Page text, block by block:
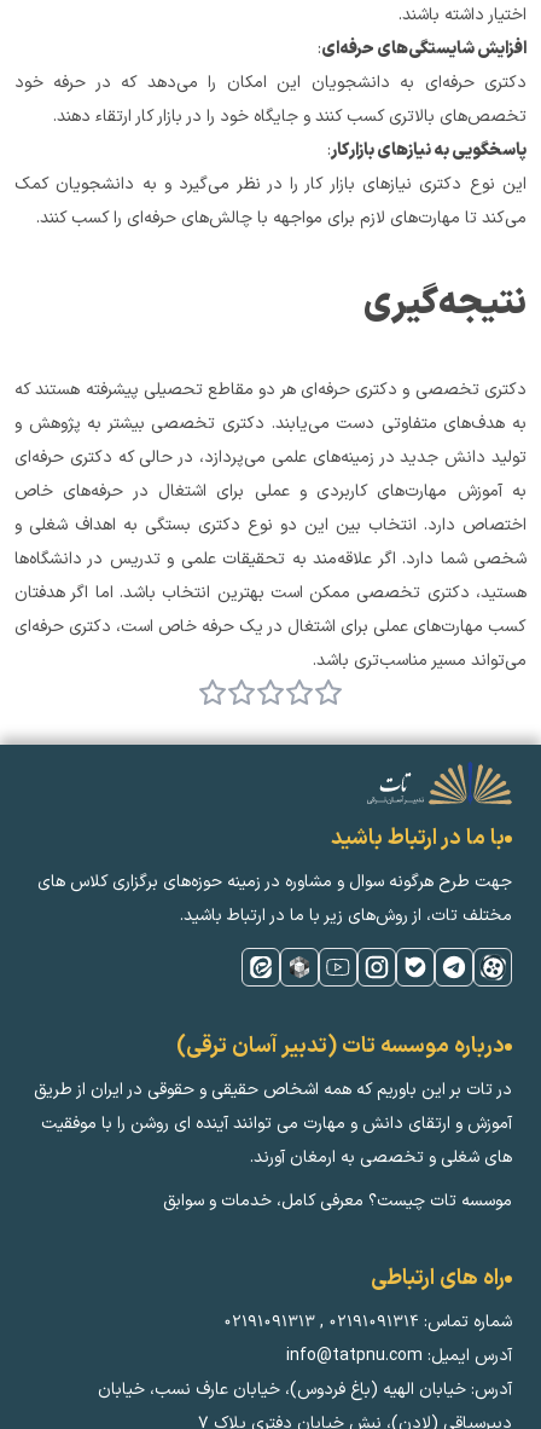
اختیار داشته باشند.
افزایش شایستگی‌های حرفه‌ای
:
تخصص‌های بالاتری کسب کنند و جایگاه خود را در بازار کار ارتقاء دهند.
پاسخگویی به نیازهای بازار کار:
می‌کند تا مهارت‌های لازم برای مواجهه با چالش‌های حرفه‌ای را کسب کنند.
نتیجه‌گیری
می‌تواند مسیر مناسب‌تری باشد.
با ما در ارتباط باشید
جهت طرح هرگونه سوال و مشاوره در زمینه‌ حوزه‌های برگزاری کلاس ‌های
مختلف تات، از روش‌های زیر با ما در ارتباط باشید.
درباره موسسه تات (تدبیر آسان ترقی)
در تات بر این باوریم که همه اشخاص حقیقی و حقوقی در ایران از طریق
آموزش و ارتقای دانش و مهارت می توانند آینده ای روشن را با موفقیت
های شغلی و تخصصی به ارمغان آورند.
موسسه تات چیست؟ معرفی کامل، خدمات و سوابق
راه های ارتباطی
شماره تماس: ۰۲۱۹۱۰۹۱۳۱۴ ,۰۲۱۹۱۰۹۱۳۱۳
آدرس ایمیل: info@tatpnu.com
آدرس: خیابان الهيه (باغ فردوس)، خیابان عارف نسب، خیابان
دبیرسیاقی (لادن)، نبش خیابان دفتری پلاک ٧